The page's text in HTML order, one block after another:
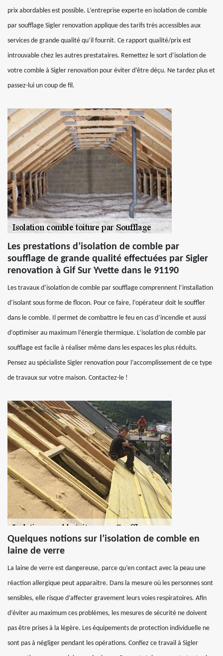
prix abordables est possible. L’entreprise experte en isolation de comble
par soufflage Sigler renovation applique des tarifs très accessibles aux
services de grande qualité qu’il fournit. Ce rapport qualité/prix est
introuvable chez les autres prestataires. Remettez le sort d’isolation de
votre comble à Sigler renovation pour éviter d’être déçu. Ne tardez plus et
passez-lui un coup de fil.
Les prestations d’isolation de comble par
soufflage de grande qualité effectuées par Sigler
renovation à Gif Sur Yvette dans le 91190
Les travaux d’isolation de comble par soufflage comprennent l’installation
d’isolant sous forme de flocon. Pour ce faire, l’opérateur doit le souffler
dans le comble. Il permet de combattre le feu en cas d’incendie et aussi
d’optimiser au maximum l’énergie thermique. L’isolation de comble par
soufflage est facile à réaliser même dans les espaces les plus réduits.
Pensez au spécialiste Sigler renovation pour l’accomplissement de ce type
de travaux sur votre maison. Contactez-le !
Quelques notions sur l’isolation de comble en
laine de verre
La laine de verre est dangereuse, parce qu’en contact avec la peau une
réaction allergique peut apparaitre. Dans la mesure où les personnes sont
sensibles, elle risque d’affecter gravement leurs voies respiratoires. Afin
d’éviter au maximum ces problèmes, les mesures de sécurité ne doivent
pas être prises à la légère. Les équipements de protection individuelle ne
sont pas à négliger pendant les opérations. Confiez ce travail à Sigler